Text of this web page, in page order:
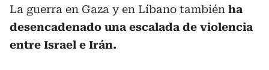
La guerra en Gaza y en Líbano también ha
desencadenado una escalada de violencia
entre Israel e Irán.